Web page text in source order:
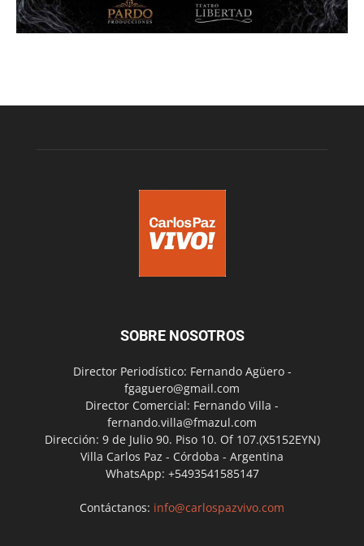
SOBRE NOSOTROS
Director Periodístico: Fernando Agüero -
fgaguero@gmail.com
Director Comercial: Fernando Villa -
fernando.villa@fmazul.com
Dirección: 9 de Julio 90. Piso 10. Of 107.(X5152EYN)
Villa Carlos Paz - Córdoba - Argentina
WhatsApp: +5493541585147
Contáctanos: info@carlospazvivo.com